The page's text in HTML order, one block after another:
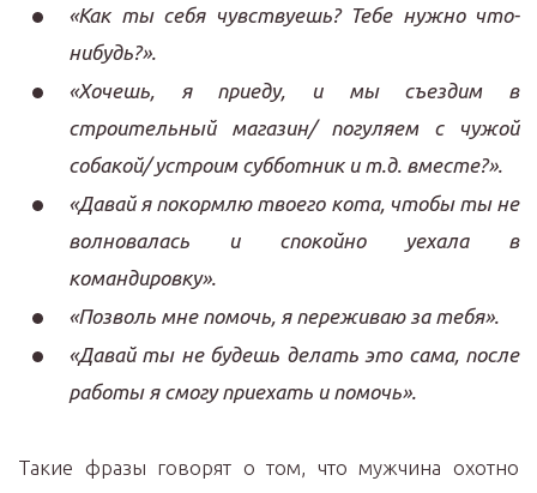
«Как ты себя чувствуешь? Тебе нужно что-
нибудь?».
«Хочешь, я приеду, и мы съездим в
строительный магазин/ погуляем с чужой
собакой/ устроим субботник и т.д. вместе?».
«Давай я покормлю твоего кота, чтобы ты не
волновалась и спокойно уехала в
командировку».
«Позволь мне помочь, я переживаю за тебя».
«Давай ты не будешь делать это сама, после
работы я смогу приехать и помочь».
Такие фразы говорят о том, что мужчина охотно